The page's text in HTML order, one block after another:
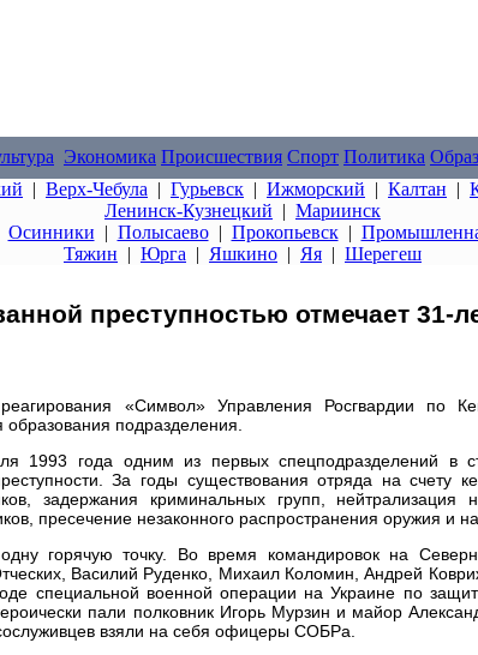
Экономика Происшествия Спорт Политика
| Верх-Чебула | Гурьевск | Ижморский | Калтан |
Ленинск-Кузнецкий | Мариинск
Осинники | Полысаево| Прокопьевск|
Тяжин | Юрга | Яшкино | Яя | Шерегеш
преступностью отмечает 31-
«Символ» Управления Росгвардии по
подразделения.
1993 года одним из первых спецподразделений в
За годы существования отряда на счету
задержания криминальных групп, нейтрализация
пресечение незаконного распространения оружия и
горячую точку. Во время командировок на
Василий Руденко, Михаил Коломин, Андрей
специальной военной операции на Украине по
пали полковник Игорь Мурзин и майор
взяли на себя офицеры СОБРа.